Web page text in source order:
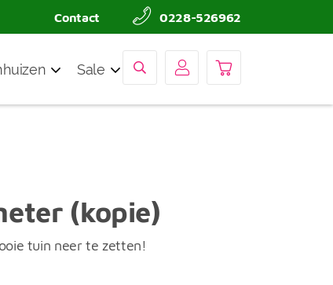
Contact 0228-526962
Sale
(kopie)
tuin neer te zetten!